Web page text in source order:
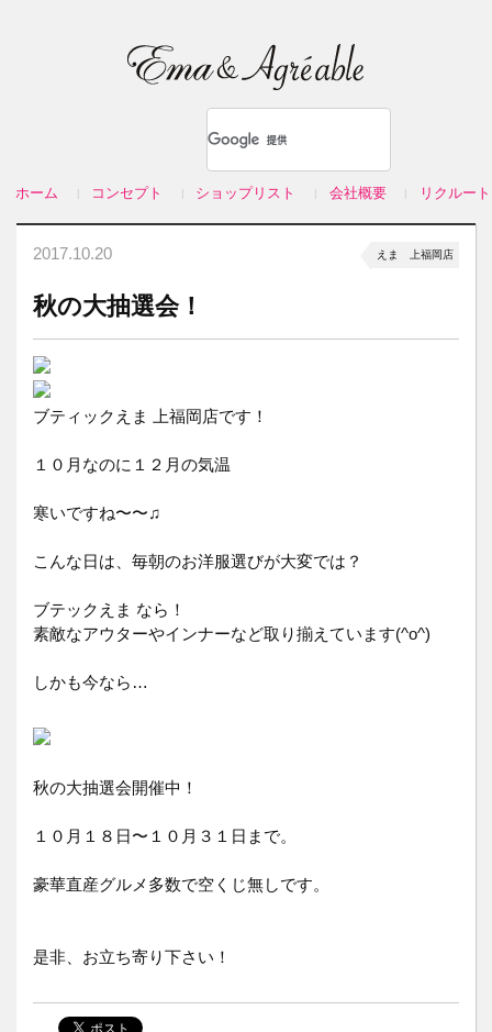
ホーム コンセプト ショップリスト 会社概要 リクルート
2017.10.20 えま 上福岡店
秋の大抽選会！
ブティックえま 上福岡店です！
１０月なのに１２月の気温
寒いですね〜〜♫
こんな日は、毎朝のお洋服選びが大変では？
ブテックえま なら！
素敵なアウターやインナーなど取り揃えています(^o^)
しかも今なら…
秋の大抽選会開催中！
１０月１８日〜１０月３１日まで。
豪華直産グルメ多数で空くじ無しです。
是非、お立ち寄り下さい！